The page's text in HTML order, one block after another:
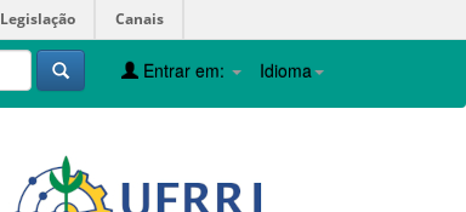
Legislação Canais
Idioma
Entrar em: